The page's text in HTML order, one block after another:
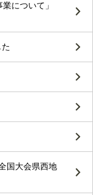
について」
国大会県西地